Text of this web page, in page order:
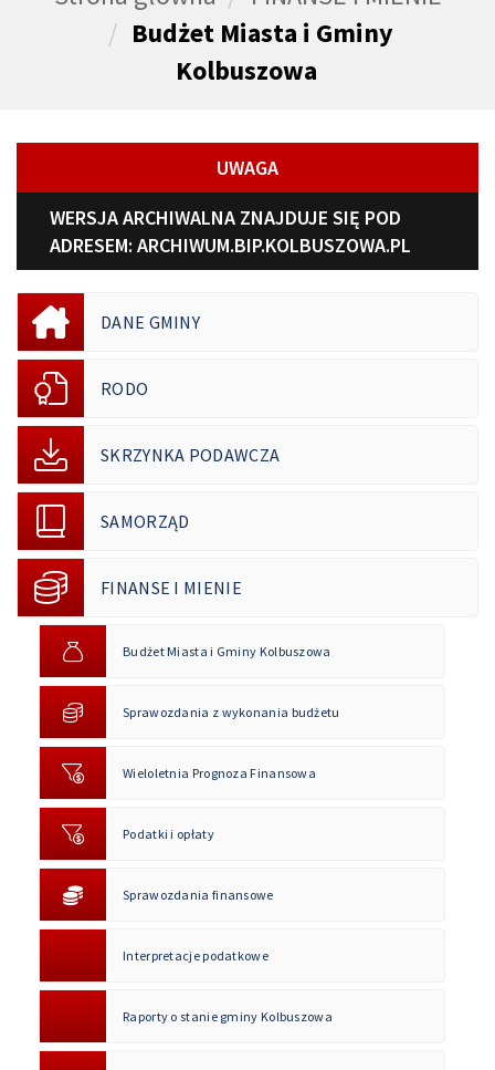
Budżet Miasta i Gminy
Kolbuszowa
UWAGA
WERSJA ARCHIWALNA ZNAJDUJE SIĘ POD
ADRESEM: ARCHIWUM.BIP.KOLBUSZOWA.PL
DANE GMINY
RODO
SKRZYNKA PODAWCZA
SAMORZĄD
FINANSE I MIENIE
Budżet Miasta i Gminy Kolbuszowa
Sprawozdania z wykonania budżetu
Wieloletnia Prognoza Finansowa
Podatki i opłaty
Sprawozdania finansowe
Interpretacje podatkowe
Raporty o stanie gminy Kolbuszowa